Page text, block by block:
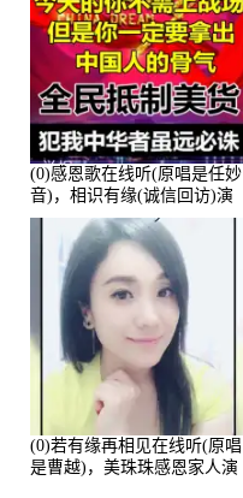
(0)感恩歌在线听(原唱是任妙
音)，相识有缘(诚信回访)演
唱点播:161288次
(0)若有缘再相见在线听(原唱
是曹越)，美珠珠感恩家人演